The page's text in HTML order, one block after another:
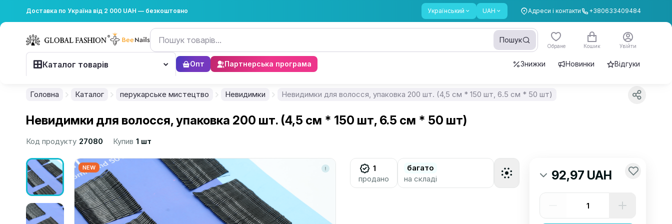
Доставка по Україна від 2 000 UAH — безкоштовно Український UAH Адреси і контакти +380633409484
Пошук
Обране Кошик Увійти
Каталог товарів Опт Партнерська програма Знижки Новинки Відгуки
Головна Каталог перукарське мистецтво Невидимки Невидимки для волосся, упаковка 200 шт. (4,5 см * 150 шт, 6.5 см * 50 шт)
Невидимки для волосся, упаковка 200 шт. (4,5 см * 150 шт, 6.5 см * 50 шт)
Код продукту 27080 Купив 1 шт
NEW
1
продано
багато
на складі
92,97 UAH